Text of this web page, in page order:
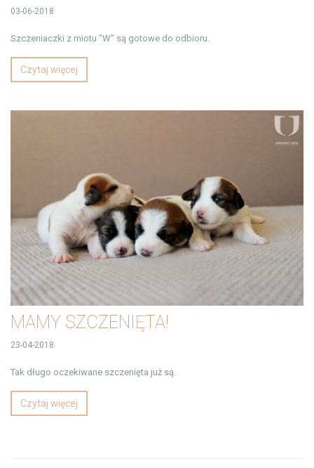
03-06-2018
Szczeniaczki z miotu "W" są gotowe do odbioru.
Czytaj więcej
MAMY SZCZENIĘTA!
23-04-2018
Tak długo oczekiwane szczenięta już są.
Czytaj więcej